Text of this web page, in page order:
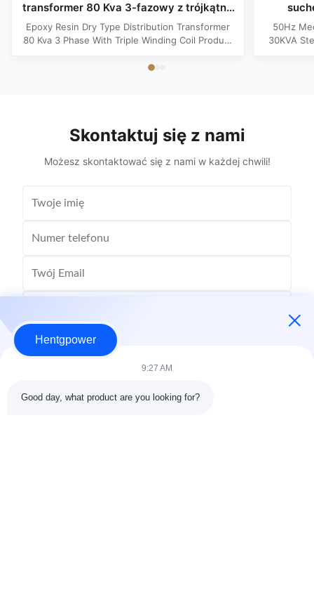
transformer 80 Kva 3-fazowy z trójkątną
cewką
Epoxy Resin Dry Type Distribution Transformer
80 Kva 3 Phase With Triple Winding Coil Product
transformer, distribution transformer, Dry Type
50Hz
30KVA
Skontaktuj się z nami
Możesz skontaktować się z nami w każdej chwili!
Hentgpower
9:27 AM
Good day, what product are you looking for?